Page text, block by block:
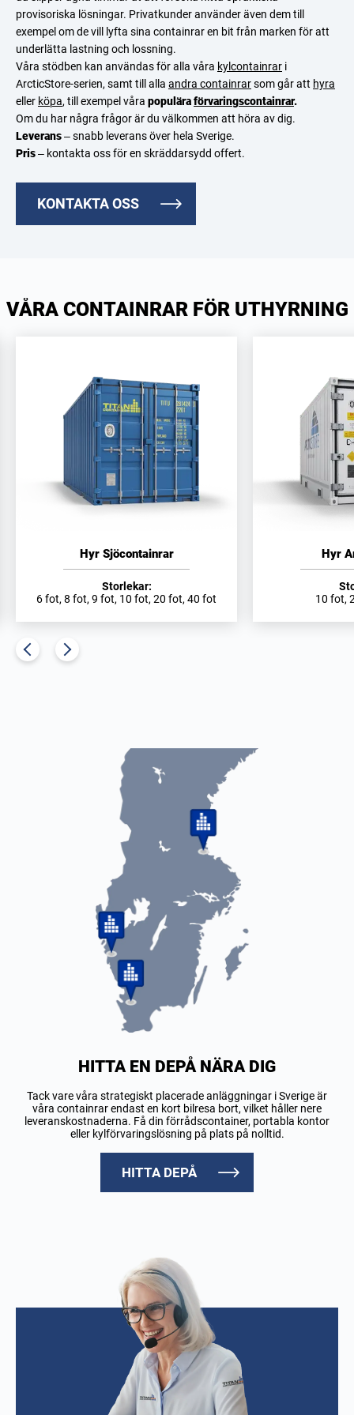
provisoriska lösningar. Privatkunder använder även dem till
exempel om de vill lyfta sina containrar en bit från marken för att
underlätta lastning och lossning.
Våra stödben kan användas för alla våra kylcontainrar i
ArcticStore-serien, samt till alla andra containrarsom går att hyra
eller köpa, till exempel våra populäraförvaringscontainrar.
Om du har några frågor är du välkommen att höra av dig.
Leverans– snabb leverans över hela Sverige.
Pris– kontakta oss för en skräddarsydd offert.
KONTAKTA OSS
VÅRA CONTAINRAR FÖR UTHYRNING
Hyr Sjöcontainrar
Storlekar:
6 fot, 8 fot, 9 fot, 10 fot, 20 fot, 40 fot
Hyr
10 fot,
HITTA EN DEPÅ NÄRA DIG
Tack vare våra strategiskt placerade anläggningar i Sverige är
våra containrar endast en kort bilresa bort, vilket håller nere
leveranskostnaderna. Få din förrådscontainer, portabla kontor
eller kylförvaringslösning på plats på nolltid.
HITTA DEPÅ